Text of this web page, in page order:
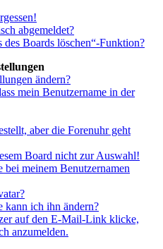
abgemeldet?
Boards löschen“-Funktion?
ändern?
mein Benutzername in der
aber die Forenuhr geht
Board nicht zur Auswahl!
meinem Benutzernamen
kann ich ihn ändern?
auf den E-Mail-Link klicke,
anzumelden.